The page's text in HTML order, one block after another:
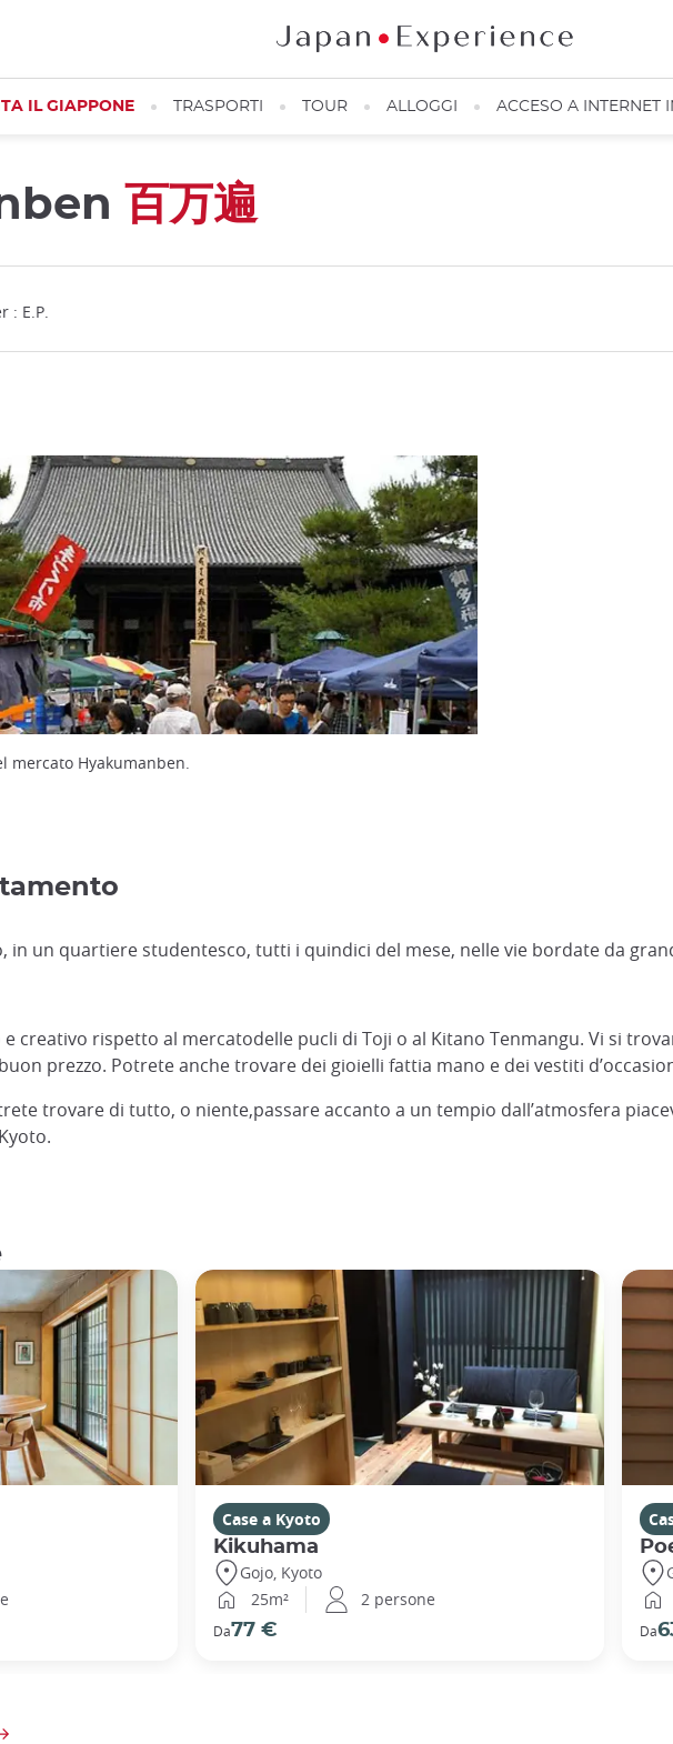
IL GIAPPONE TRASPORTI TOUR ALLOGGI ACCESO A INTERNET
百万遍
: E.P.
mercato Hyakumanben.
in un quartiere studentesco, tutti i quindici del mese, nelle vie bordate da
creativo rispetto al mercatodelle pucli di Toji o al Kitano Tenmangu. Vi si
prezzo. Potrete anche trovare dei gioielli fattia mano e dei vestiti
trovare di tutto, o niente,passare accanto a un tempio dall’atmosfera
Case a Kyoto
Kikuhama
Gojo, Kyoto
25m²
2 persone
Da77 € Da